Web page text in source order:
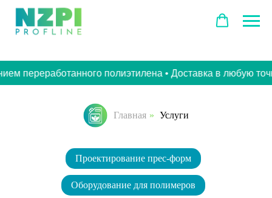
полиэтилена • Доставка в любую точку
Главная » Услуги
Проектирование прес-форм
Оборудование для полимеров